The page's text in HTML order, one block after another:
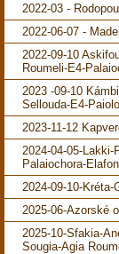
2022-03 -
2022-06-07 -
2022-09-10
Roumeli-E4-
2023 -09-10
Sellouda-E4-
2023-11-12
2024-04-05-
Palaiochora-
2024-09-10-Kréta-
2025-06-Azorské
2025-10-Sfakia-
Sougia-Agia